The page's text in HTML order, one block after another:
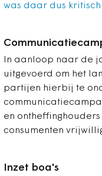
was daar dus
In aanloop naar de
uitgevoerd om het
partijen hierbij te
en
consumenten
Inzet boa's